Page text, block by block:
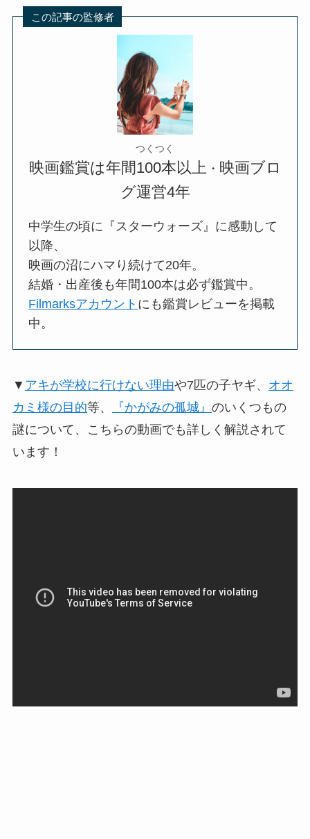
この記事の監修者
つくつく
映画鑑賞は年間100本以上 ・ 映画ブロ
グ運営4年
中学生の頃に『スターウォーズ』に感動して
以降、
映画の沼にハマり続けて20年。
結婚・出産後も年間100本は必ず鑑賞中。
Filmarksアカウント にも鑑賞レビューを掲載
中。
▼ アキが学校に行けない理由や7匹の子ヤギ、 オオ
カミ様の目的等、 『かがみの孤城』 のいくつもの
謎について、こちらの動画でも詳しく解説されて
います！